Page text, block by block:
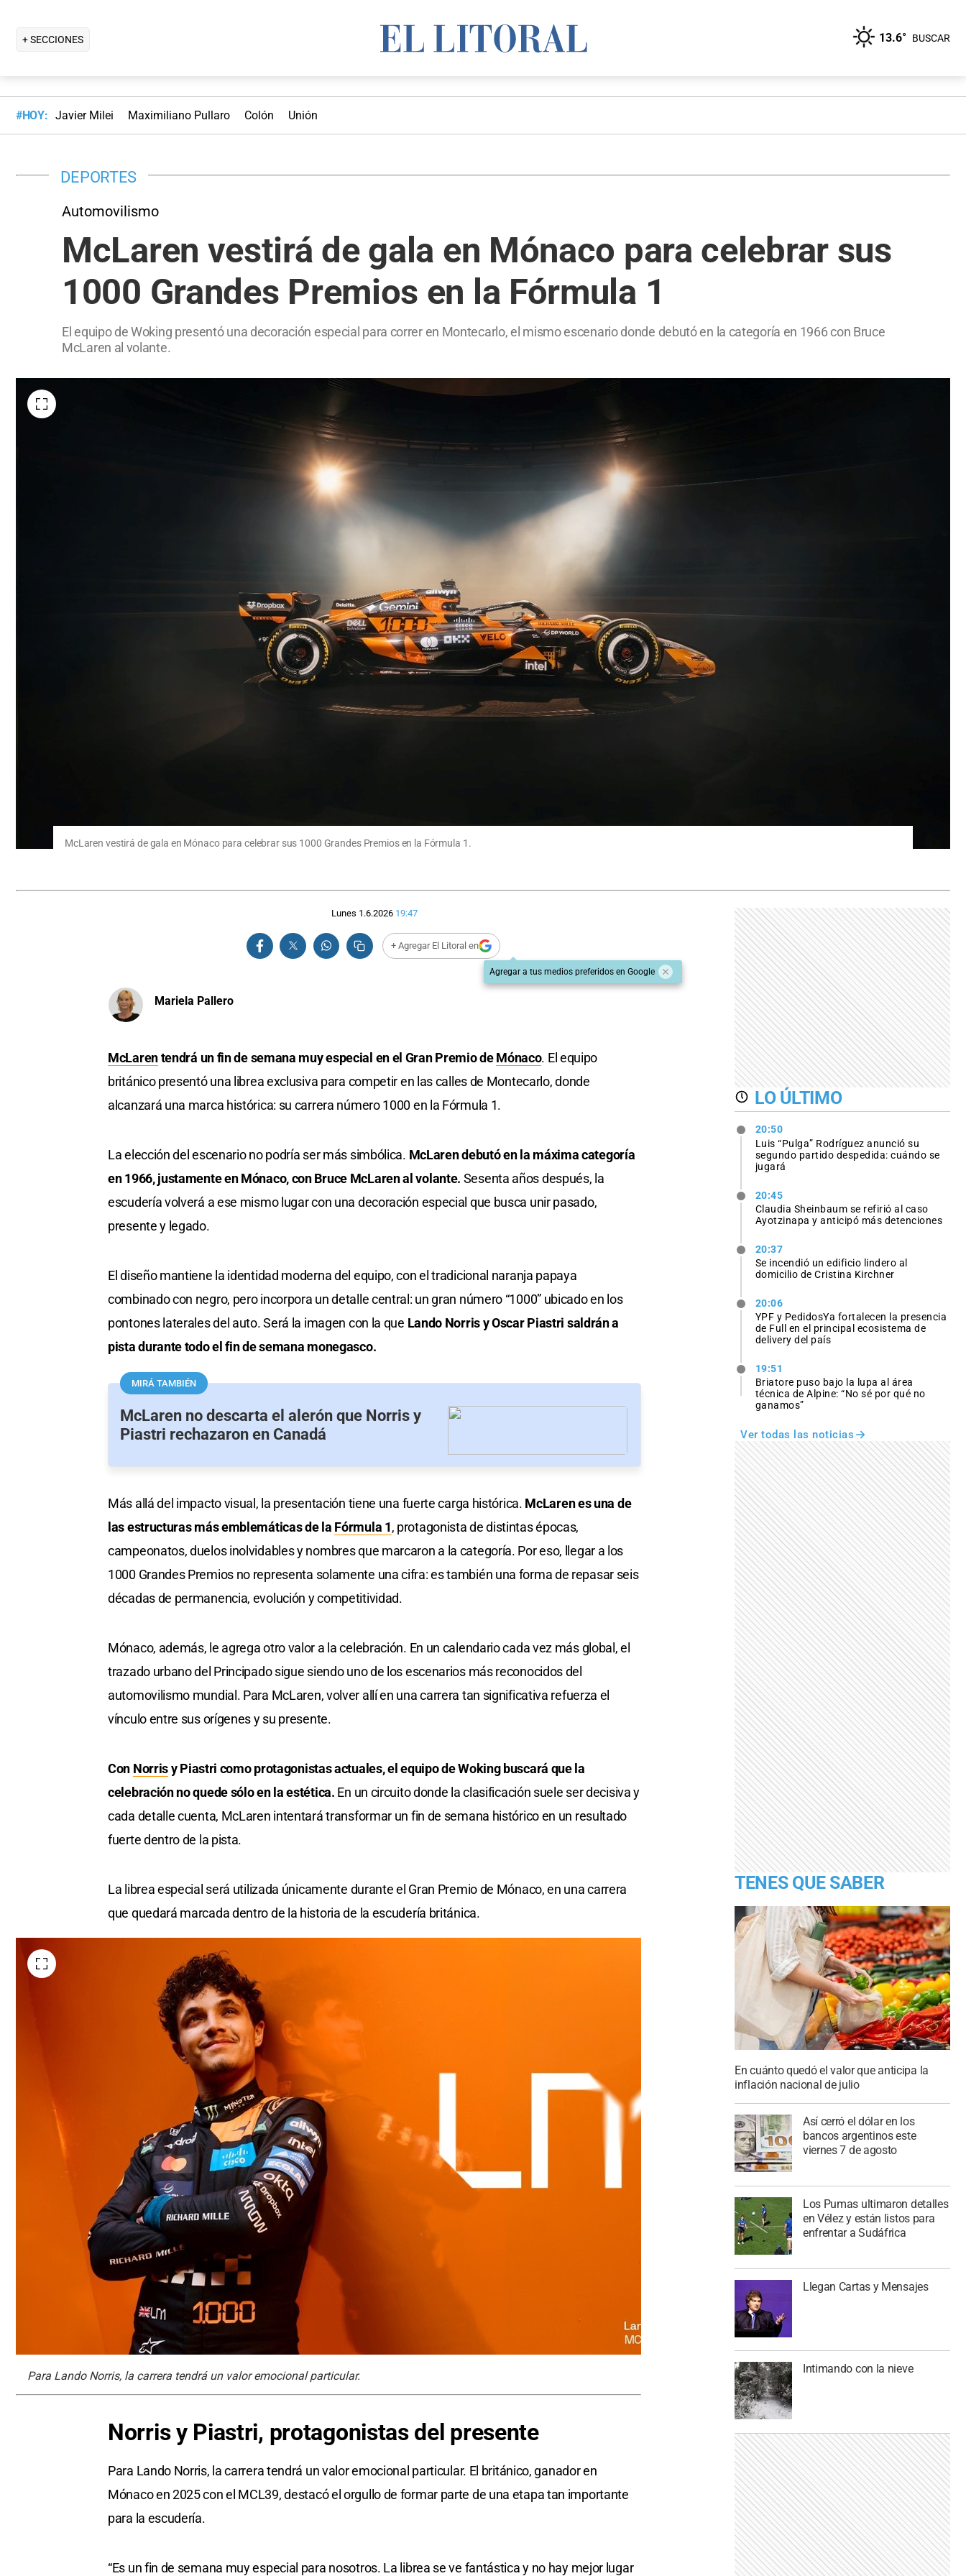
+ SECCIONES 13.6° BUSCAR
#HOY: Javier Milei Maximiliano Pullaro Colón Unión
DEPORTES
Automovilismo
McLaren vestirá de gala en Mónaco para celebrar sus
1000 Grandes Premios en la Fórmula 1
El equipo de Woking presentó una decoración especial para correr en Montecarlo, el mismo escenario donde debutó en la categoría en 1966 con Bruce
McLaren al volante.
McLaren vestirá de gala en Mónaco para celebrar sus 1000 Grandes Premios en la Fórmula 1.
Lunes 1.6.2026 19:47
+ Agregar El Litoral en
Agregar a tus medios preferidos en Google
Mariela Pallero
McLarentendrá un fin de semana muy especial en el Gran Premio deMónaco. El equipo
británico presentó una librea exclusiva para competir en las calles de Montecarlo, donde
alcanzará una marca histórica: su carrera número 1000 en la Fórmula 1.
La elección del escenario no podría ser más simbólica. McLaren debutó en la máxima categoría
en 1966, justamente en Mónaco, con Bruce McLaren al volante. Sesenta años después, la
escudería volverá a ese mismo lugar con una decoración especial que busca unir pasado,
presente y legado.
El diseño mantiene la identidad moderna del equipo, con el tradicional naranja papaya
combinado con negro, pero incorpora un detalle central: un gran número “1000” ubicado en los
pontones laterales del auto. Será la imagen con la que Lando Norris y Oscar Piastri saldrán a
pista durante todo el fin de semana monegasco.
MIRÁ TAMBIÉN
McLaren no descarta el alerón que Norris y
Piastri rechazaron en Canadá
Más allá del impacto visual, la presentación tiene una fuerte carga histórica. McLaren es una de
las estructuras más emblemáticas de la Fórmula 1, protagonista de distintas épocas,
campeonatos, duelos inolvidables y nombres que marcaron a la categoría. Por eso, llegar a los
1000 Grandes Premios no representa solamente una cifra: es también una forma de repasar seis
décadas de permanencia, evolución y competitividad.
Mónaco, además, le agrega otro valor a la celebración. En un calendario cada vez más global, el
trazado urbano del Principado sigue siendo uno de los escenarios más reconocidos del
automovilismo mundial. Para McLaren, volver allí en una carrera tan significativa refuerza el
vínculo entre sus orígenes y su presente.
Con Norrisy Piastri como protagonistas actuales, el equipo de Woking buscará que la
celebración no quede sólo en la estética. En un circuito donde la clasificación suele ser decisiva y
cada detalle cuenta, McLaren intentará transformar un fin de semana histórico en un resultado
fuerte dentro de la pista.
La librea especial será utilizada únicamente durante el Gran Premio de Mónaco, en una carrera
que quedará marcada dentro de la historia de la escudería británica.
Para Lando Norris, la carrera tendrá un valor emocional particular.
Norris y Piastri, protagonistas del presente
Para Lando Norris, la carrera tendrá un valor emocional particular. El británico, ganador en
Mónaco en 2025 con el MCL39, destacó el orgullo de formar parte de una etapa tan importante
para la escudería.
“Es un fin de semana muy especial para nosotros. La librea se ve fantástica y no hay mejor lugar
LO ÚLTIMO
20:50
Luis “Pulga” Rodríguez anunció su
segundo partido despedida: cuándo se
jugará
20:45
Claudia Sheinbaum se refirió al caso
Ayotzinapa y anticipó más detenciones
20:37
Se incendió un edificio lindero al
domicilio de Cristina Kirchner
20:06
YPF y PedidosYa fortalecen la presencia
de Full en el principal ecosistema de
delivery del país
19:51
Briatore puso bajo la lupa al área
técnica de Alpine: “No sé por qué no
ganamos”
Ver todas las noticias
TENES QUE SABER
En cuánto quedó el valor que anticipa la
inflación nacional de julio
Así cerró el dólar en los
bancos argentinos este
viernes 7 de agosto
Los Pumas ultimaron detalles
en Vélez y están listos para
enfrentar a Sudáfrica
Llegan Cartas y Mensajes
Intimando con la nieve